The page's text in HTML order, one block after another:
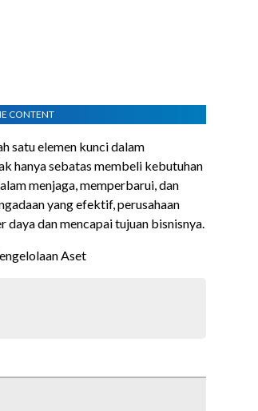
CONTENT
satu elemen kunci dalam
hanya sebatas membeli kebutuhan
menjaga, memperbarui, dan
yang efektif, perusahaan
dan mencapai tujuan bisnisnya.
Aset